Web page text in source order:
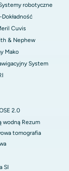
robotyczne
Cuvis
& Nephew
Mako
System
2.0
wodną Rezum
tomografia
SI